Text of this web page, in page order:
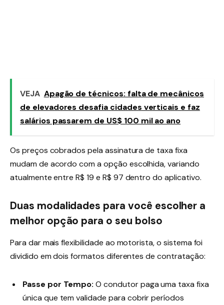
VEJA Apagão de técnicos: falta de mecânicos
de elevadores desafia cidades verticais e faz
salários passarem de US$ 100 mil ao ano
Os preços cobrados pela assinatura de taxa fixa
mudam de acordo com a opção escolhida, variando
atualmente entre R$ 19 e R$ 97 dentro do aplicativo.
Duas modalidades para você escolher a
melhor opção para o seu bolso
Para dar mais flexibilidade ao motorista, o sistema foi
dividido em dois formatos diferentes de contratação:
Passe por Tempo: O condutor paga uma taxa fixa
única que tem validade para cobrir períodos